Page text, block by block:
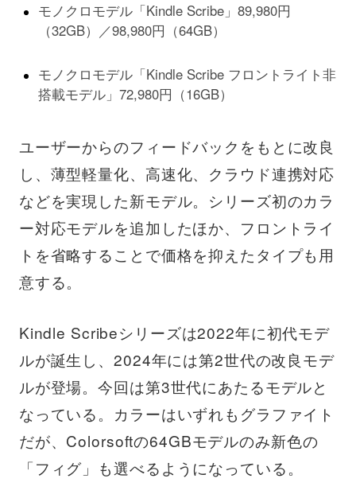
モノクロモデル「Kindle Scribe」89,980円
（32GB）／98,980円（64GB）
モノクロモデル「Kindle Scribe フロントライト非
搭載モデル」72,980円（16GB）
ユーザーからのフィードバックをもとに改良
し、薄型軽量化、高速化、クラウド連携対応
などを実現した新モデル。シリーズ初のカラ
ー対応モデルを追加したほか、フロントライ
トを省略することで価格を抑えたタイプも用
意する。
Kindle Scribeシリーズは2022年に初代モデ
ルが誕生し、2024年には第2世代の改良モデ
ルが登場。今回は第3世代にあたるモデルと
なっている。カラーはいずれもグラファイト
だが、Colorsoftの64GBモデルのみ新色の
「フィグ」も選べるようになっている。